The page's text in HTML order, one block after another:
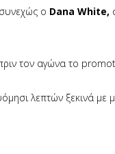
ο Dana White,
τον αγώνα το
λεπτών ξεκινά